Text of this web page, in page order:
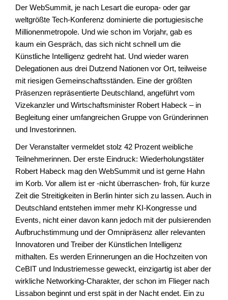
Der WebSummit, je nach Lesart die europa- oder gar
weltgrößte Tech-Konferenz dominierte die portugiesische
Millionenmetropole. Und wie schon im Vorjahr, gab es
kaum ein Gespräch, das sich nicht schnell um die
Künstliche Intelligenz gedreht hat. Und wieder waren
Delegationen aus drei Dutzend Nationen vor Ort, teilweise
mit riesigen Gemeinschaftsständen. Eine der größten
Präsenzen repräsentierte Deutschland, angeführt vom
Vizekanzler und Wirtschaftsminister Robert Habeck – in
Begleitung einer umfangreichen Gruppe von Gründerinnen
und Investorinnen.
Der Veranstalter vermeldet stolz 42 Prozent weibliche
Teilnehmerinnen. Der erste Eindruck: Wiederholungstäter
Robert Habeck mag den WebSummit und ist gerne Hahn
im Korb. Vor allem ist er -nicht überraschen- froh, für kurze
Zeit die Streitigkeiten in Berlin hinter sich zu lassen. Auch in
Deutschland entstehen immer mehr KI-Kongresse und
Events, nicht einer davon kann jedoch mit der pulsierenden
Aufbruchstimmung und der Omnipräsenz aller relevanten
Innovatoren und Treiber der Künstlichen Intelligenz
mithalten. Es werden Erinnerungen an die Hochzeiten von
CeBIT und Industriemesse geweckt, einzigartig ist aber der
wirkliche Networking-Charakter, der schon im Flieger nach
Lissabon beginnt und erst spät in der Nacht endet. Ein zu